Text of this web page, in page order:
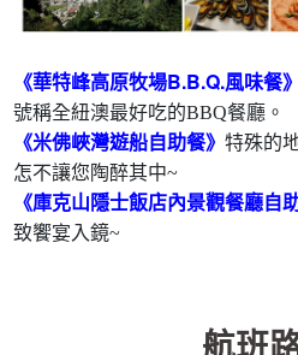
《華特峰高原牧場B.B.Q.風味餐
號稱全紐澳最好吃的BBQ餐廳。
《米佛峽灣遊船自助餐》特殊的
怎不讓您陶醉其中~
《庫克山隱士飯店內景觀餐廳自
致饗宴入鏡~